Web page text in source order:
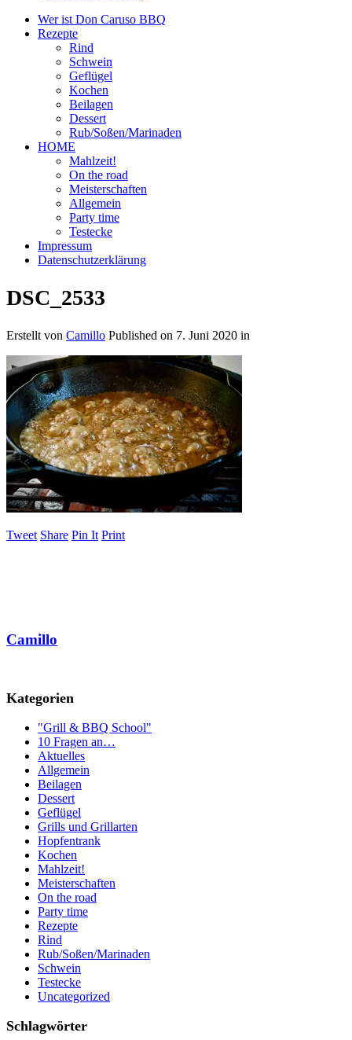
Wer ist Don Caruso BBQ
Rezepte
Rind
Schwein
Geflügel
Kochen
Beilagen
Dessert
Rub/Soßen/Marinaden
HOME
Mahlzeit!
On the road
Meisterschaften
Allgemein
Party time
Testecke
Impressum
Datenschutzerklärung
DSC_2533
Erstellt von Camillo Published on 7. Juni 2020 in
Tweet Share Pin It Print
Camillo
Kategorien
"Grill & BBQ School"
10 Fragen an…
Aktuelles
Allgemein
Beilagen
Dessert
Geflügel
Grills und Grillarten
Hopfentrank
Kochen
Mahlzeit!
Meisterschaften
On the road
Party time
Rezepte
Rind
Rub/Soßen/Marinaden
Schwein
Testecke
Uncategorized
Schlagwörter